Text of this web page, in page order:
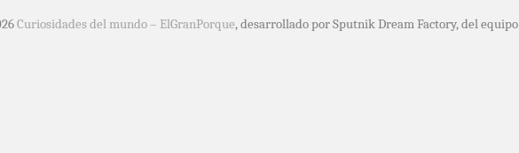
Curiosidades del mundo – ElGranPorque, desarrollado por Sputnik Dream Factory, del equipo